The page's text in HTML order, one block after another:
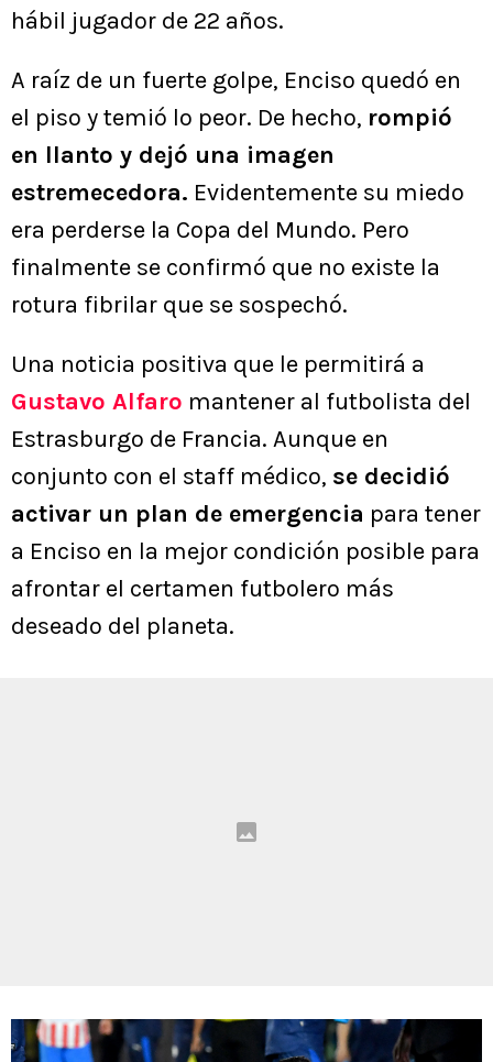
hábil jugador de 22 años.
A raíz de un fuerte golpe, Enciso quedó en
el piso y temió lo peor. De hecho, rompió
en llanto y dejó una imagen
estremecedora. Evidentemente su miedo
era perderse la Copa del Mundo. Pero
finalmente se confirmó que no existe la
rotura fibrilar que se sospechó.
Una noticia positiva que le permitirá a
Gustavo Alfaro mantener al futbolista del
Estrasburgo de Francia. Aunque en
conjunto con el staff médico, se decidió
activar un plan de emergencia para tener
a Enciso en la mejor condición posible para
afrontar el certamen futbolero más
deseado del planeta.